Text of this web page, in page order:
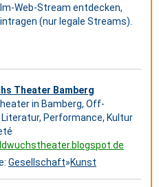
Web-Stream entdecken,
(nur legale Streams).
Theater Bamberg
in Bamberg, Off-
Performance, Kultur
Gesellschaft»Kunst